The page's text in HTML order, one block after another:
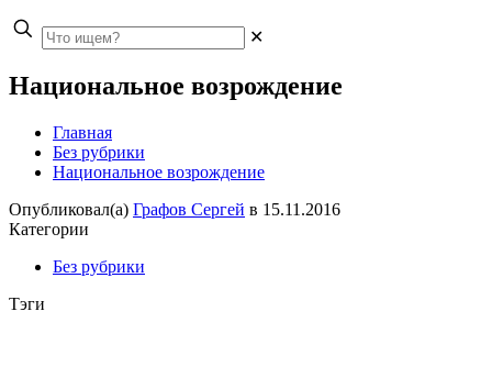
✕
Национальное возрождение
Главная
Без рубрики
Национальное возрождение
Опубликовал(а) Графов Сергей в 15.11.2016
Категории
Без рубрики
Тэги